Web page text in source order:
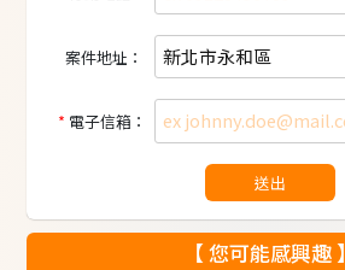
案件地址：
電子信箱：
送出
【 您可能感興趣 】